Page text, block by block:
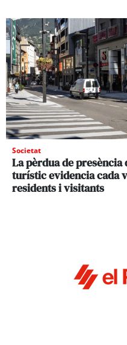
Societat
La pèrdua de
turístic evidencia cada
residents i visitants